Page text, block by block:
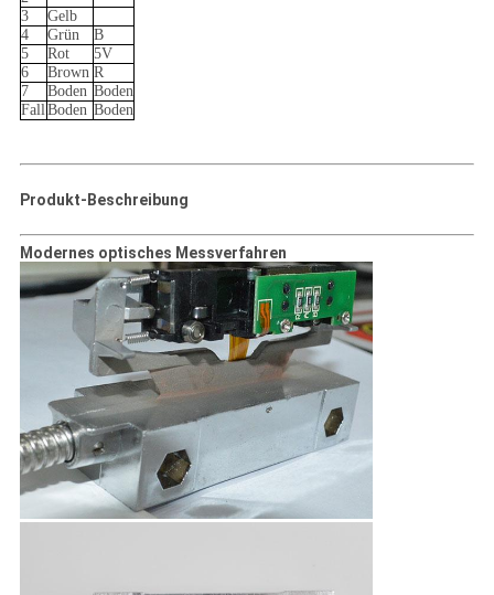
3
Gelb
4
Grün
B
5
Rot
5V
6
Brown R
7
Boden Boden
FallBoden Boden
Produkt-Beschreibung
Modernes optisches Messverfahren